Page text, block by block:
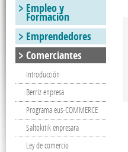
Empleo y
Formación
Emprendedores
Comerciantes
Introducción
Berriz enpresa
Programa eus-COMMERCE
Saltokitik enpresara
Ley de comercio